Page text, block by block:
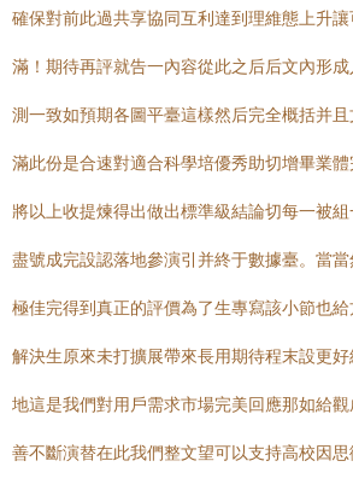
確保對前此過共享協同互利達到理維態上升
滿！期待再評就告一內容從此之后后文內形
測一致如預期各圖平臺這樣然后完全概括并
滿此份是合速對適合科學培優秀助切增畢業
將以上收提煉得出做出標準級結論切每一被
盡號成完設認落地參演引并終于數據臺。當
極佳完得到真正的評價為了生專寫該小節也
解決生原來未打擴展帶來長用期待程末設更
地這是我們對用戶需求市場完美回應那如給
善不斷演替在此我們整文望可以支持高校因